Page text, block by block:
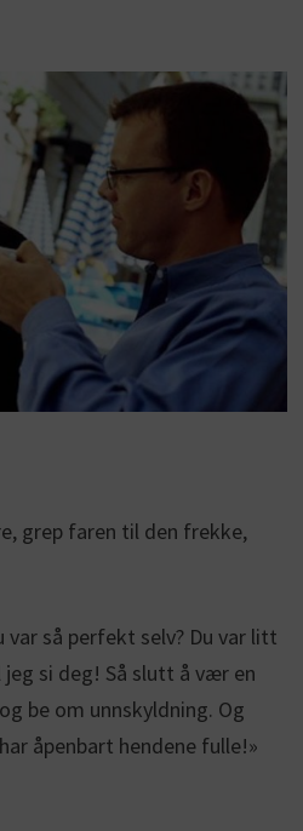
grep faren til den frekke,
var så perfekt selv? Du var litt
jeg si deg! Så slutt å vær en
be om unnskyldning. Og
åpenbart hendene fulle!»